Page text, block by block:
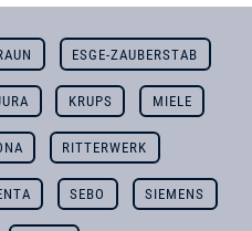
ESGE-ZAUBERSTAB
KRUPS MIELE
RITTERWERK
SEBO SIEMENS